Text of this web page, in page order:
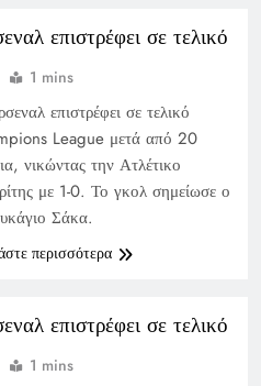
επιστρέφει σε τελικό
1 mins
επιστρέφει σε τελικό
League μετά από 20
νικώντας την Ατλέτικο
με 1-0. Το γκολ σημείωσε ο
Σάκα.
περισσότερα
επιστρέφει σε τελικό
1 mins